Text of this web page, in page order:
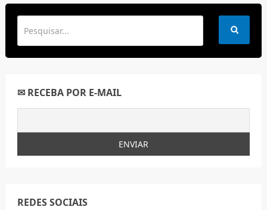
✉ RECEBA POR E-MAIL
REDES SOCIAIS